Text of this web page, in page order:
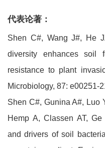
代表论著：
Shen C#, Wang J#, He
diversity enhances soil
resistance to plant
Microbiology, 87: e00251-
Shen C#, Gunina A#, Luo
Hemp A, Classen AT,
and drivers of soil